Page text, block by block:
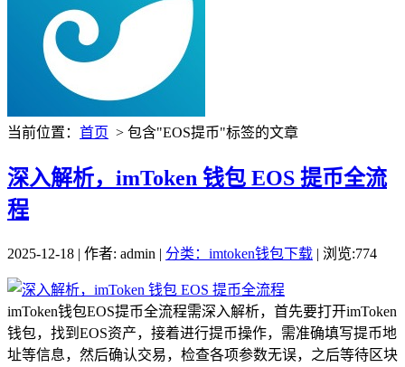
当前位置： 首页 > 包含"EOS提币"标签的文章
深入解析，imToken 钱包 EOS 提币全流
程
2025-12-18 | 作者: admin | 分类：imtoken钱包下载 | 浏览:774
imToken钱包EOS提币全流程需深入解析，首先要打开imToken
钱包，找到EOS资产，接着进行提币操作，需准确填写提币地
址等信息，然后确认交易，检查各项参数无误，之后等待区块